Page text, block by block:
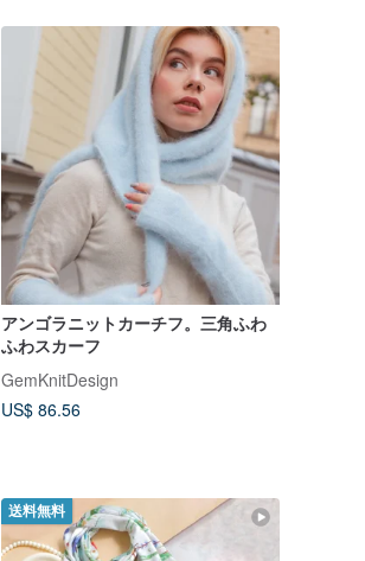
アンゴラニットカーチフ。三角ふわ
ふわスカーフ
GemKnitDesign
US$ 86.56
送料無料